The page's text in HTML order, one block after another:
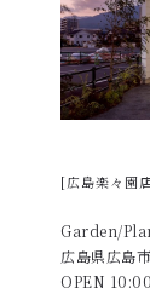
[広島楽々園
Garden/
広島県広島
OPEN 10:00